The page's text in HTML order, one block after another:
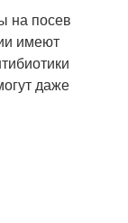
на посев
имеют
даже